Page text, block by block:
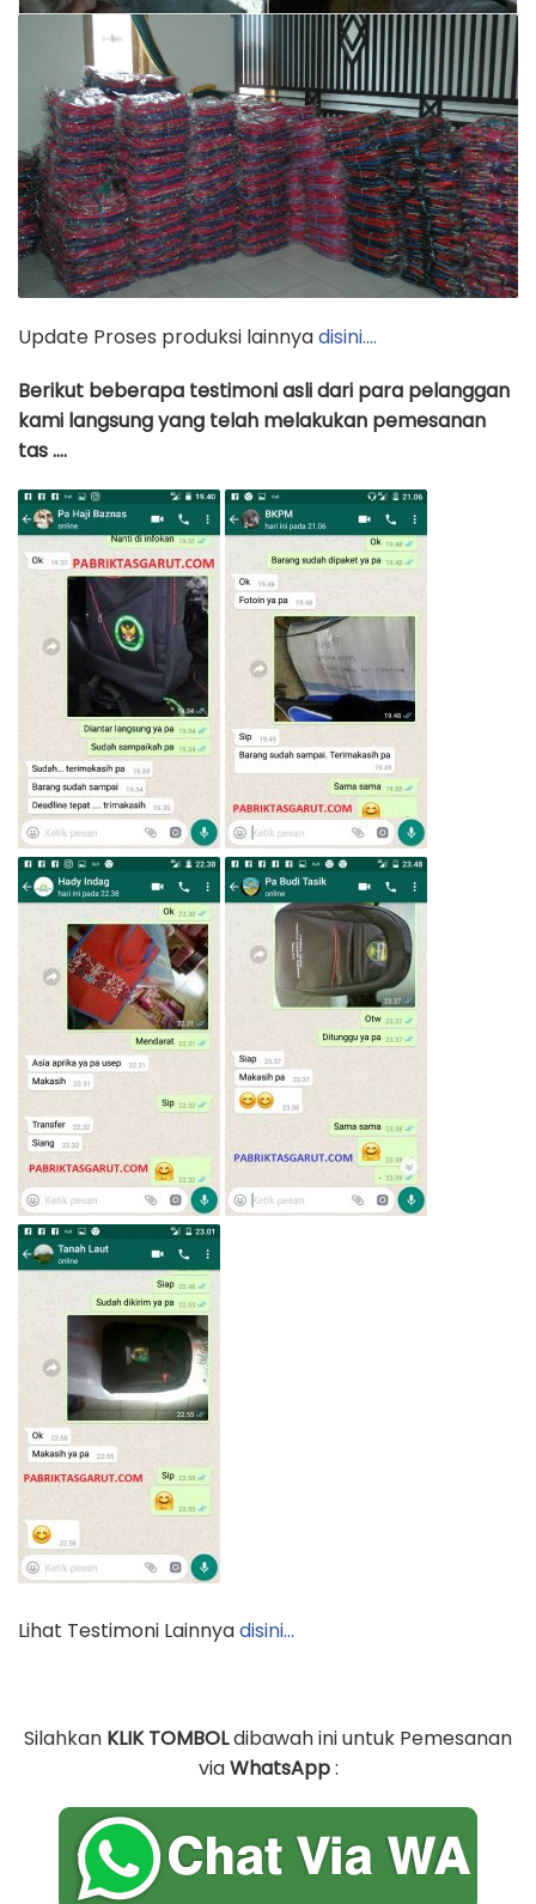
Update Proses produksi lainnyadisini….
Berikut beberapa testimoni asli dari para pelanggan
kami langsung yang telah melakukan pemesanan
tas ….
Lihat Testimoni Lainnyadisini…
Silahkan KLIK TOMBOLdibawah ini untuk Pemesanan
viaWhatsApp: